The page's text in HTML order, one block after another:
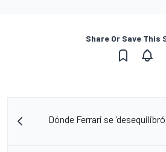
Share Or Save This
Dónde Ferrari se